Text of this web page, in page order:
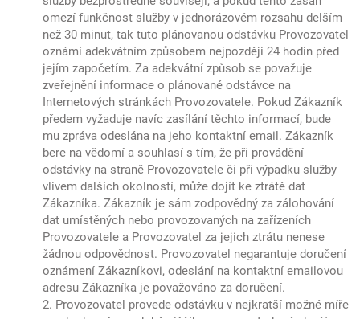
omezí funkčnost služby v jednorázovém rozsahu delším
než 30 minut, tak tuto plánovanou odstávku Provozovatel
oznámí adekvátním způsobem nejpozději 24 hodin před
jejím započetím. Za adekvátní způsob se považuje
zveřejnění informace o plánované odstávce na
Internetových stránkách Provozovatele. Pokud Zákazník
předem vyžaduje navíc zasílání těchto informací, bude
mu zpráva odeslána na jeho kontaktní email. Zákazník
bere na vědomí a souhlasí s tím, že při provádění
odstávky na straně Provozovatele či při výpadku služby
vlivem dalších okolností, může dojít ke ztrátě dat
Zákazníka. Zákazník je sám zodpovědný za zálohování
dat umístěných nebo provozovaných na zařízeních
Provozovatele a Provozovatel za jejich ztrátu nenese
žádnou odpovědnost. Provozovatel negarantuje doručení
oznámení Zákazníkovi, odeslání na kontaktní emailovou
adresu Zákazníka je považováno za doručení.
2. Provozovatel provede odstávku v nejkratší možné míře